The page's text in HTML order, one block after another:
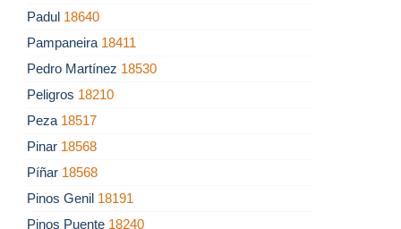
Padul 18640
Pampaneira 18411
Pedro Martínez 18530
Peligros 18210
Peza 18517
Pinar 18568
Píñar 18568
Pinos Genil 18191
Pinos Puente 18240